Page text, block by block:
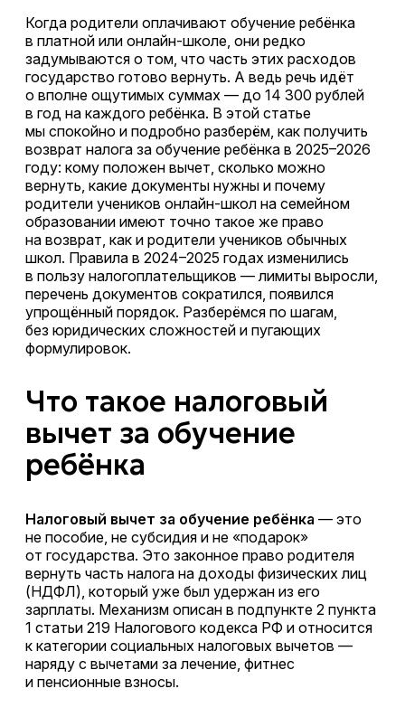
Когда родители оплачивают обучение ребёнка
в платной или онлайн-школе, они редко
задумываются о том, что часть этих расходов
государство готово вернуть. А ведь речь идёт
о вполне ощутимых суммах — до 14 300 рублей
в год на каждого ребёнка. В этой статье
мы спокойно и подробно разберём, как получить
возврат налога за обучение ребёнка в 2025–2026
году: кому положен вычет, сколько можно
вернуть, какие документы нужны и почему
родители учеников онлайн-школ на семейном
образовании имеют точно такое же право
на возврат, как и родители учеников обычных
школ. Правила в 2024–2025 годах изменились
в пользу налогоплательщиков — лимиты выросли,
перечень документов сократился, появился
упрощённый порядок. Разберёмся по шагам,
без юридических сложностей и пугающих
формулировок.
Что такое налоговый
вычет за обучение
ребёнка
Налоговый вычет за обучение ребёнка — это
не пособие, не субсидия и не «подарок»
от государства. Это законное право родителя
вернуть часть налога на доходы физических лиц
(НДФЛ), который уже был удержан из его
зарплаты. Механизм описан в подпункте 2 пункта
1 статьи 219 Налогового кодекса РФ и относится
к категории социальных налоговых вычетов —
наряду с вычетами за лечение, фитнес
и пенсионные взносы.